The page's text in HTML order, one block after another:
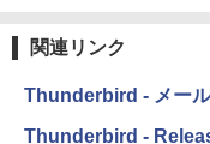
関連リンク
Thunderbird - メー
Thunderbird -